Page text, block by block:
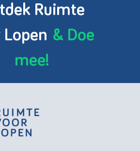
Ruimte
& Doe
mee!